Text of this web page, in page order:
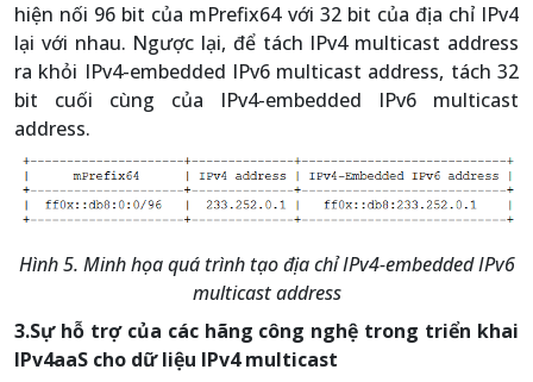
hiện nối 96 bit của mPrefix64 với 32 bit của địa chỉ IPv4
lại với nhau. Ngược lại, để tách IPv4 multicast address
ra khỏi IPv4-embedded IPv6 multicast address, tách 32
bit cuối cùng của IPv4-embedded IPv6 multicast
address.
Hình 5. Minh họa quá trình tạo địa chỉ IPv4-embedded IPv6
multicast address
3.Sự hỗ trợ của các hãng công nghệ trong triển khai
IPv4aaS cho dữ liệu IPv4 multicast